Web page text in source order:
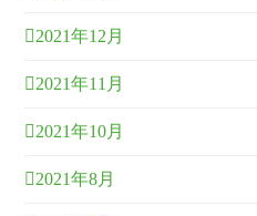
2021年12月
2021年11月
2021年10月
2021年8月